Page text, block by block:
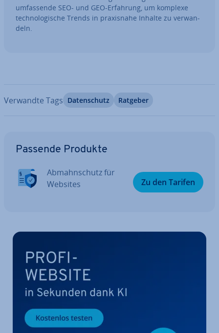
um­fas­sen­de SEO- und GEO-Erfahrung, um komplexe
tech­no­lo­gi­sche Trends in pra­xis­na­he Inhalte zu ver­wan­
deln.
Verwandte Tags Da­ten­schutz Ratgeber
Passende Produkte
Ab­mahn­schutz für
Websites
Zu den Tarifen